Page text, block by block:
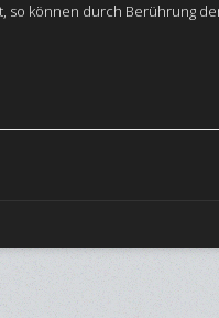
können durch Berührung